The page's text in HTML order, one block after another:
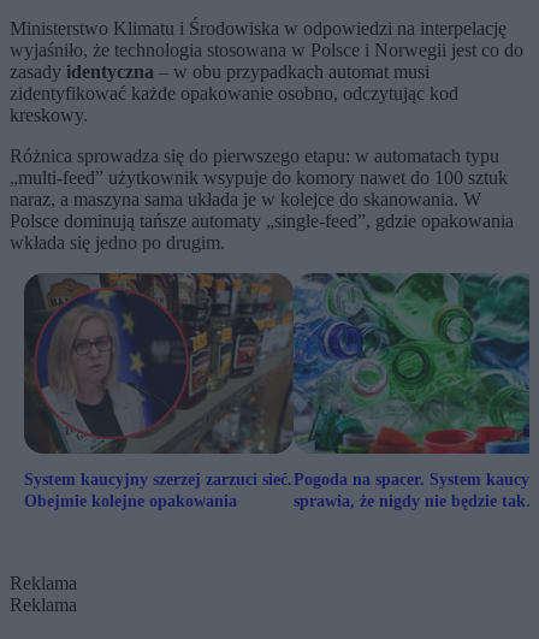
Ministerstwo Klimatu i Środowiska w odpowiedzi na interpelację
wyjaśniło, że technologia stosowana w Polsce i Norwegii jest co do
zasady identyczna – w obu przypadkach automat musi
zidentyfikować każde opakowanie osobno, odczytując kod
kreskowy.
Różnica sprowadza się do pierwszego etapu: w automatach typu
„multi-feed” użytkownik wsypuje do komory nawet do 100 sztuk
naraz, a maszyna sama układa je w kolejce do skanowania. W
Polsce dominują tańsze automaty „single-feed”, gdzie opakowania
wkłada się jedno po drugim.
System kaucyjny szerzej zarzuci sieć.
Obejmie kolejne opakowania
Pogoda na spacer. System
sprawia, że nigdy nie będzie tak
Reklama
Reklama